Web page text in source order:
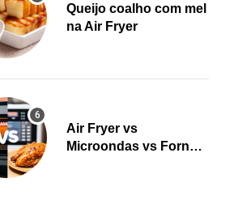
Queijo coalho com mel
na Air Fryer
Air Fryer vs
Microondas vs Forno: